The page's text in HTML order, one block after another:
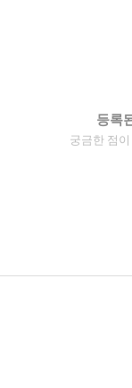
등록
궁금한 점